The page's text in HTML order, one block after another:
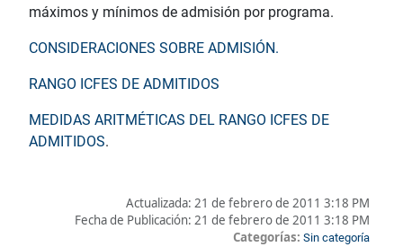
máximos y mínimos de admisión por programa.
CONSIDERACIONES SOBRE ADMISIÓN.
RANGO ICFES DE ADMITIDOS
MEDIDAS ARITMÉTICAS DEL RANGO ICFES DE
ADMITIDOS.
Actualizada: 21 de febrero de 2011 3:18 PM
Fecha de Publicación: 21 de febrero de 2011 3:18 PM
Categorías: Sin categoría